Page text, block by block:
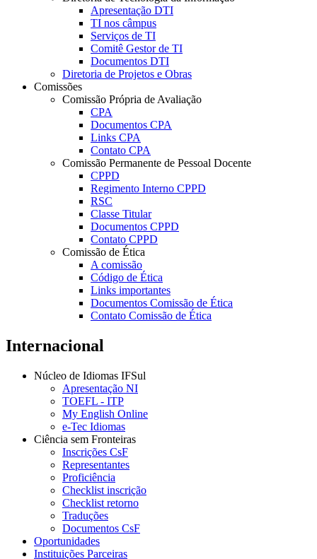
Apresentação DTI
TI nos câmpus
Serviços de TI
Comitê Gestor de TI
Documentos DTI
Diretoria de Projetos e Obras
Comissões
Comissão Própria de Avaliação
CPA
Documentos CPA
Links CPA
Contato CPA
Comissão Permanente de Pessoal Docente
CPPD
Regimento Interno CPPD
RSC
Classe Titular
Documentos CPPD
Contato CPPD
Comissão de Ética
A comissão
Código de Ética
Links importantes
Documentos Comissão de Ética
Contato Comissão de Ética
Internacional
Núcleo de Idiomas IFSul
Apresentação NI
TOEFL - ITP
My English Online
e-Tec Idiomas
Ciência sem Fronteiras
Inscrições CsF
Representantes
Proficiência
Checklist inscrição
Checklist retorno
Traduções
Documentos CsF
Oportunidades
Instituições Parceiras